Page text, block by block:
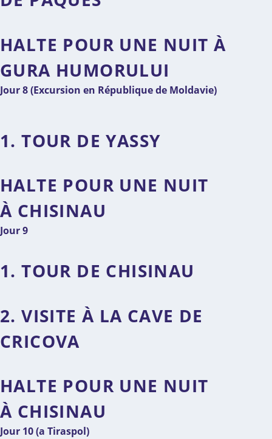
HALTE POUR UNE NUIT À
GURA HUMORULUI
Jour 8 (Excursion en République de Moldavie)
1. TOUR DE YASSY
HALTE POUR UNE NUIT
À CHISINAU
Jour 9
1. TOUR DE CHISINAU
2. VISITE À LA CAVE DE
CRICOVA
HALTE POUR UNE NUIT
À CHISINAU
Jour 10 (a Tiraspol)